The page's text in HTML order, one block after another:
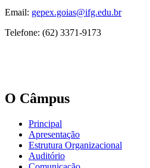
Email: gepex.goias@ifg.edu.br
Telefone: (62) 3371-9173
O Câmpus
Principal
Apresentação
Estrutura Organizacional
Auditório